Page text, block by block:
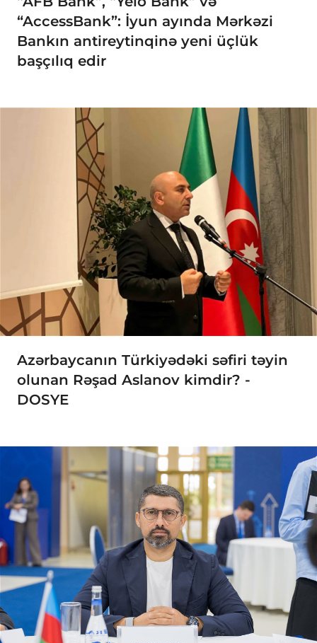
“AccessBank”: İyun ayında Mərkəzi
Bankın antireytinqinə yeni üçlük
başçılıq edir
Azərbaycanın Türkiyədəki səfiri təyin
olunan Rəşad Aslanov kimdir? -
DOSYE